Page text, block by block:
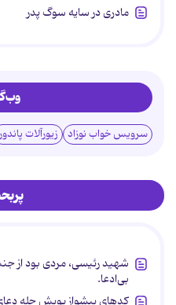
مادری در سایه سوگ پدر
سرویس خواب نوزاد زیورآلات
شهید رئیسی، مردی بود از
بی‌ادعا.
کدهای پیشواز پویش چله